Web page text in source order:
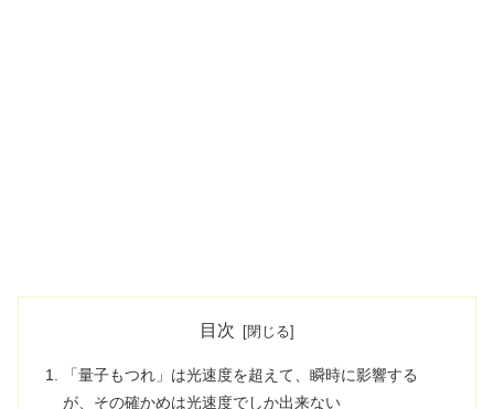
目次
「量子もつれ」は光速度を超えて、瞬時に影響する
が、その確かめは光速度でしか出来ない